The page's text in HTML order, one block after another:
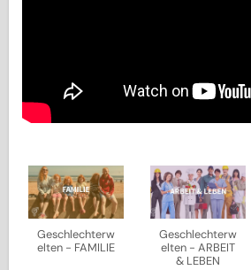
Geschlechterw
elten - FAMILIE
Geschlechterw
elten - ARBEIT
& LEBEN